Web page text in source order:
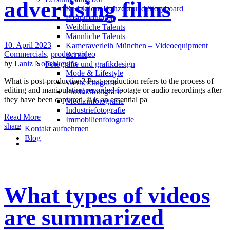
Redak­ti­on, Kon­zept und Storyboard
Post­pro­duk­ti­on
Weiblliche Talents
Männliche Talents
Kameraverleih München – Videoequipment
Rental
Fotografie und grafikdesign
Mode & Lifestyle
Werbefotografie
Produktfotografie
Medizinfotografie
Industriefotografie
Immobilienfotografie
Kontakt aufnehmen
Blog
advertising films
10. April 2023
Commercials, product video
by Laniz Nooshkevins
What is post-production? Post-production refers to the process of
editing and manipulating recorded footage or audio recordings after
they have been captured. It is an essential pa
Read More
share
What types of videos
are summarized